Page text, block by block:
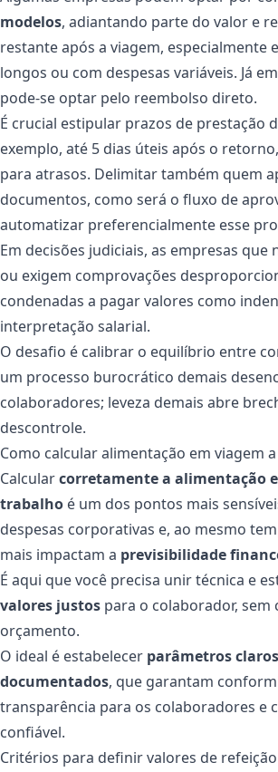
modelos, adiantando parte do valor e
restante após a viagem, especialmente
longos ou com despesas variáveis. Já
pode-se optar pelo reembolso direto.
É crucial estipular prazos de prestação
exemplo, até 5 dias úteis após o
para atrasos. Delimitar também quem
documentos, como será o fluxo de
automatizar preferencialmente esse
Em decisões judiciais, as empresas que
ou exigem comprovações
condenadas a pagar valores como
interpretação salarial.
O desafio é calibrar o equilíbrio entre
um processo burocrático demais
colaboradores; leveza demais abre
descontrole.
Como calcular alimentação em viagem
Calcularcorretamente a alimentação
trabalho é um dos pontos mais
despesas corporativas e, ao mesmo
mais impactam a previsibilidade
É aqui que você precisa unir técnica e
valores justos para o colaborador,
orçamento.
O ideal é estabelecer parâmetros
documentados, que garantam
transparência para os colaboradores e
confiável.
Critérios para definir valores de refeição